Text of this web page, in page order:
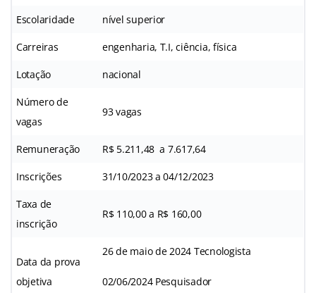
Escolaridade nível superior
Carreiras engenharia, T.I, ciência, física
Lotação nacional
Número de
vagas
93 vagas
Remuneração R$ 5.211,48 a 7.617,64
Inscrições 31/10/2023 a 04/12/2023
Taxa de
inscrição
R$ 110,00 a R$ 160,00
Data da prova
objetiva
26 de maio de 2024 Tecnologista
02/06/2024 Pesquisador